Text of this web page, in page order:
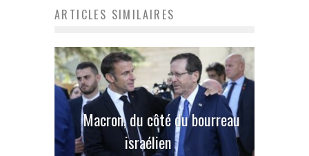
ARTICLES SIMILAIRES
Macron, du côté du bourreau
israélien